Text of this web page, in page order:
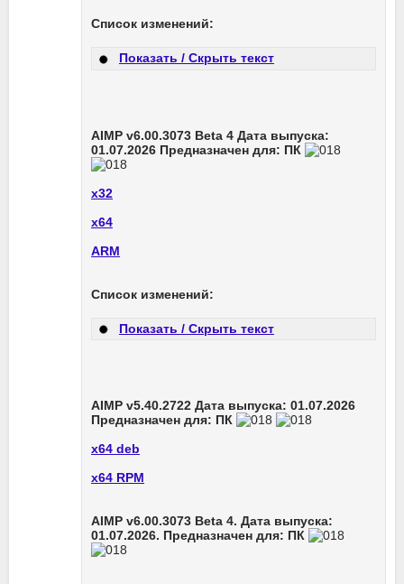
Список изменений:
Показать / Скрыть текст
AIMP v6.00.3073 Beta 4 Дата выпуска:
01.07.2026 Предназначен для: ПК
х32
х64
ARM
Список изменений:
Показать / Скрыть текст
AIMP v5.40.2722 Дата выпуска: 01.07.2026
Предназначен для: ПК
х64 deb
x64 RPM
AIMP v6.00.3073 Beta 4. Дата выпуска:
01.07.2026. Предназначен для: ПК